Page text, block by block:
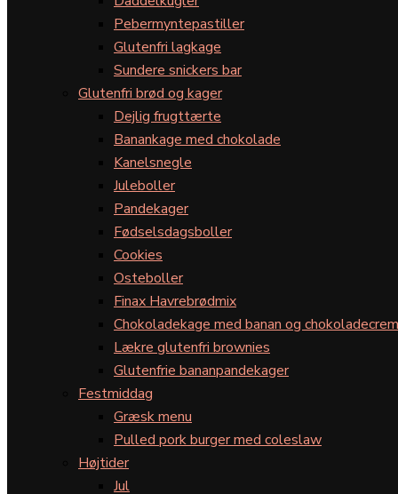
Pebermyntepastiller
Glutenfri lagkage
Sundere snickers bar
Glutenfri brød og kager
Dejlig frugttærte
Banankage med chokolade
Kanelsnegle
Juleboller
Pandekager
Fødselsdagsboller
Cookies
Osteboller
Finax Havrebrødmix
Chokoladekage med banan og
Lækre glutenfri brownies
Glutenfrie bananpandekager
Festmiddag
Græsk menu
Pulled pork burger med coleslaw
Højtider
Jul